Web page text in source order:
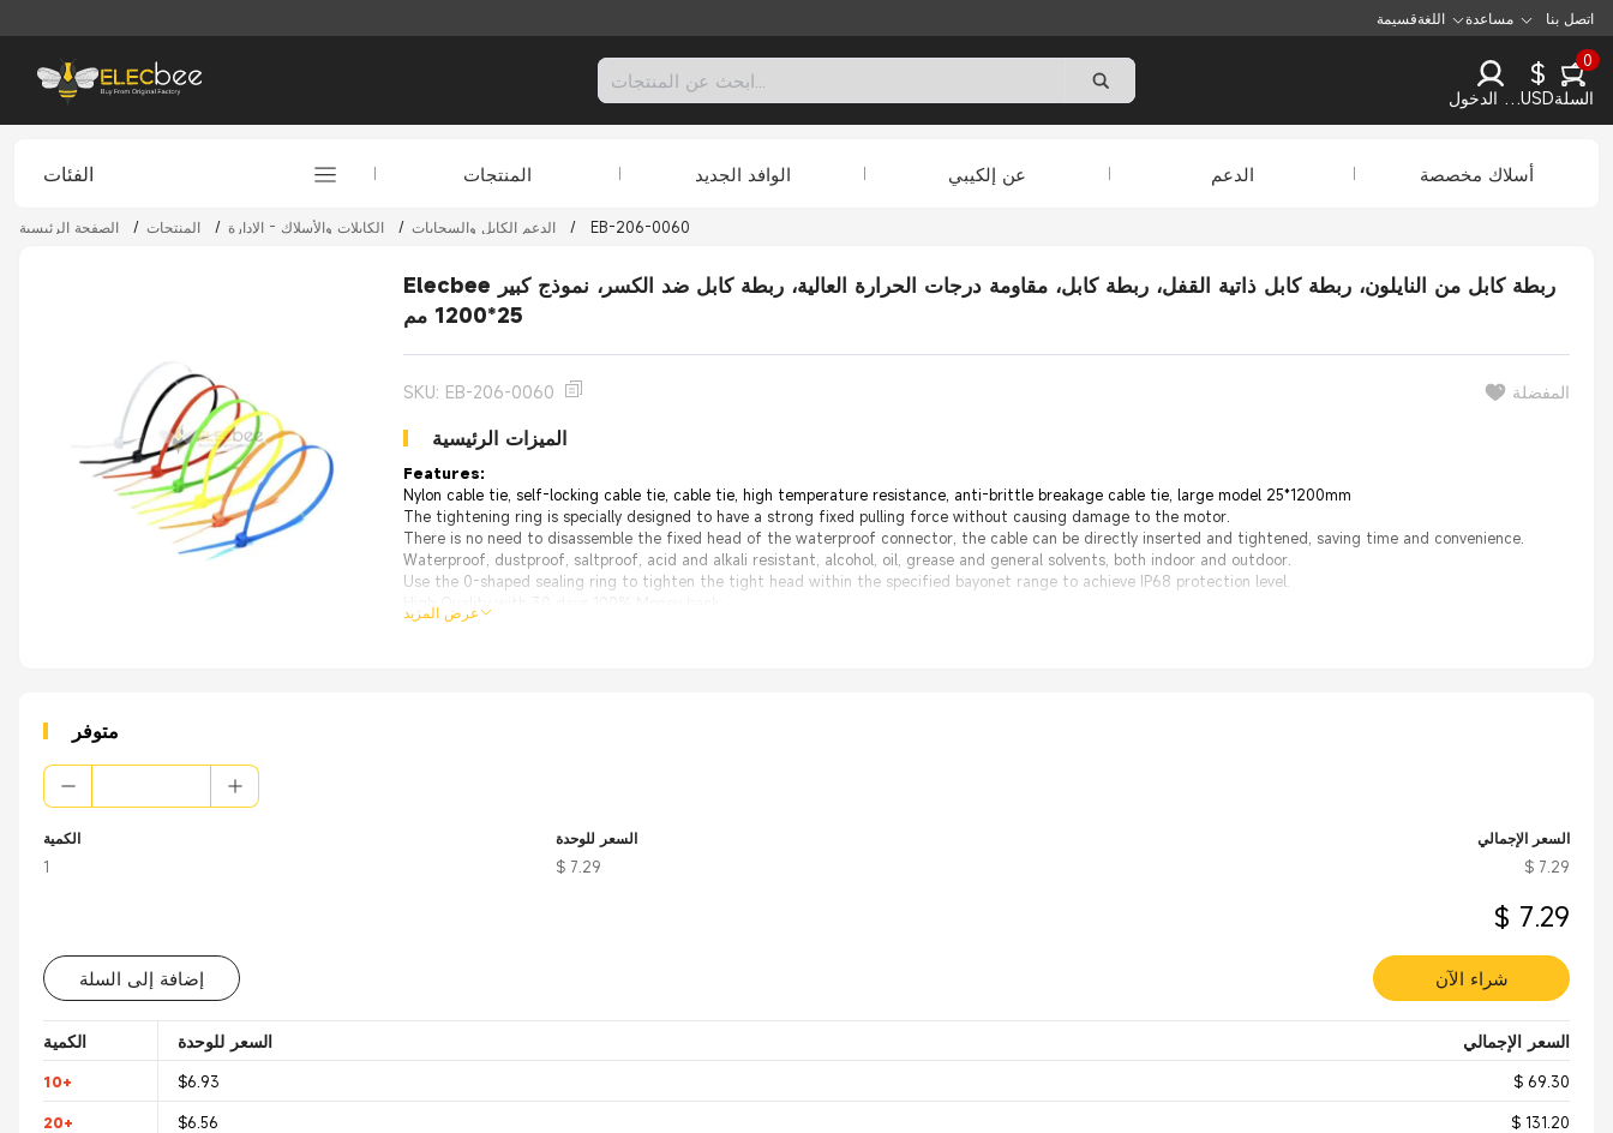
قسيمةاللغة مساعدة اتصل بنا
تسجيل الدخول
$
USD
0
السلة
الفئات المنتجات الوافد الجديد عن إلكيبي الدعم أسلاك مخصصة
الصفحة الرئيسية / المنتجات / الكابلات والأسلاك - الإدارة / الدعم الكابل والسحابات / EB-206-0060
Elecbee ربطة كابل من النايلون، ربطة كابل ذاتية القفل، ربطة كابل، مقاومة درجات الحرارة العالية، ربطة كابل ضد الكسر، نموذج كبير
25*1200 مم
SKU: EB-206-0060 المفضلة
الميزات الرئيسية
Features:
Nylon cable tie, self-locking cable tie, cable tie, high temperature resistance, anti-brittle breakage cable tie, large model 25*1200mm
The tightening ring is specially designed to have a strong fixed pulling force without causing damage to the motor.
There is no need to disassemble the fixed head of the waterproof connector, the cable can be directly inserted and tightened, saving time and convenience.
Waterproof, dustproof, saltproof, acid and alkali resistant, alcohol, oil, grease and general solvents, both indoor and outdoor.
Use the 0-shaped sealing ring to tighten the tight head within the specified bayonet range to achieve IP68 protection level.
High Quality with 30 days 100% Money back;
From the OEM Original Factory, same quality with much better price.
عرض المزيد
متوفر
الكمية
1
السعر للوحدة
$ 7.29
السعر الإجمالي
$ 7.29
$ 7.29
إضافة إلى السلة شراء الآن
الكمية السعر للوحدة السعر الإجمالي
10+ $6.93 $ 69.30
20+ $6.56 $ 131.20